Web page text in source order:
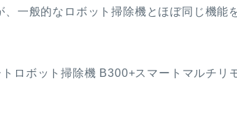
一般的なロボット掃除機とほぼ同じ機能
ロボット掃除機 B300+スマートマルチリ